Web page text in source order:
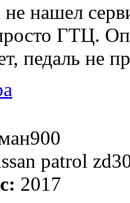
нашел
ГТЦ.
педаль не
patrol
2017